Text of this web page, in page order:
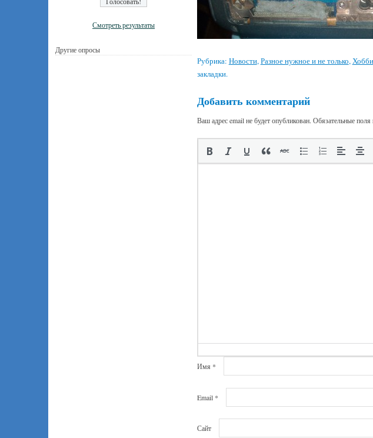
Рубрика: Новости, Разное нужное и не только, Хобби
закладки.
Добавить комментарий
Ваш адрес email не будет опубликован. Обязательные
Имя *
Email *
Сайт
Смотреть результаты
Другие опросы